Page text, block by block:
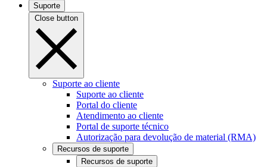
Suporte
Close button
Suporte ao cliente
Suporte ao cliente
Portal do cliente
Atendimento ao cliente
Portal de suporte técnico
Autorização para devolução de material (RMA)
Recursos de suporte
Recursos de suporte